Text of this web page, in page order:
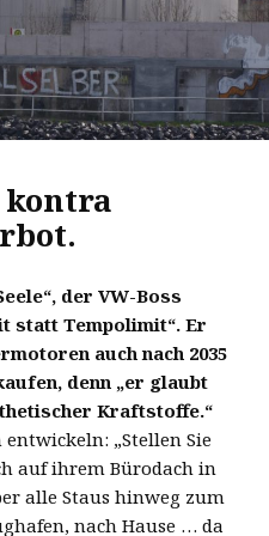
der VW-Boss
statt Tempolimit“. Er
auch nach 2035
denn „er glaubt
Kraftstoffe.“
„Stellen Sie
auf ihrem Bürodach in
alle Staus hinweg zum
nach Hause … da